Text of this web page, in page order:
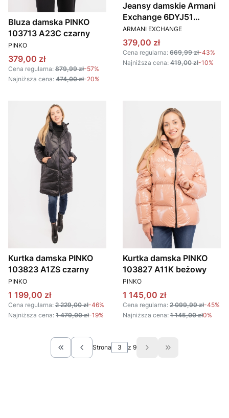
Bluza damska PINKO
103713 A23C czarny
PRODUCENT
PINKO
Cena promocyjna
379,00 zł
Cena regularna: 879,99 zł-57%
Najniższa cena: 474,00 zł-20%
Jeansy damskie Armani
Exchange 6DYJ51
Y18MZ szary
PRODUCENT
ARMANI EXCHANGE
Cena promocyjna
379,00 zł
Cena regularna: 669,99 zł-43%
Najniższa cena: 419,00 zł-10%
Kurtka damska PINKO
103823 A1ZS czarny
PRODUCENT
PINKO
Cena promocyjna
1 199,00 zł
Cena regularna: 2 229,00 zł-46%
Najniższa cena: 1 479,00 zł-19%
Kurtka damska PINKO
103827 A11K beżowy
PRODUCENT
PINKO
Cena promocyjna
1 145,00 zł
Cena regularna: 2 099,99 zł-45%
Najniższa cena: 1 145,00 zł0%
Wróć do pierwszej strony z produktami
Strona z 9 Przejdź do